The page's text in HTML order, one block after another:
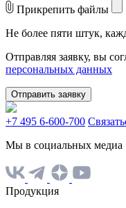
Прикрепить файлы
Не более пяти штук,
Отправляя заявку, вы
персональных данных
Отправить заявку
+7 495 6-600-700
Мы в социальных медиа
Продукция